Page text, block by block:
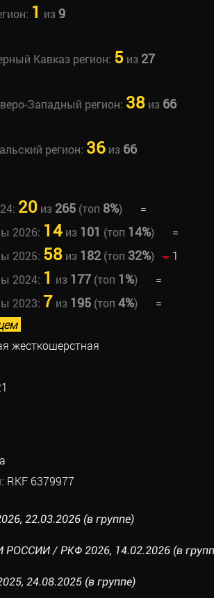
1 из9
Кавказ регион: 5из 27
Западный регион: 38из 66
регион: 36из 66
20из 265(топ 8%)
=
2026: 14из 101 (топ 14%)
=
2025: 58из 182(топ 32%)
1
2024: 1 из 177(топ 1%)
=
2023: 7 из 195(топ 4%)
=
жесткошерстная
RKF 6379977
22.03.2026 (в группе)
/ РКФ 2026, 14.02.2026 (в
24.08.2025 (в группе)